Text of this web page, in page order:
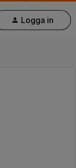
Logga in